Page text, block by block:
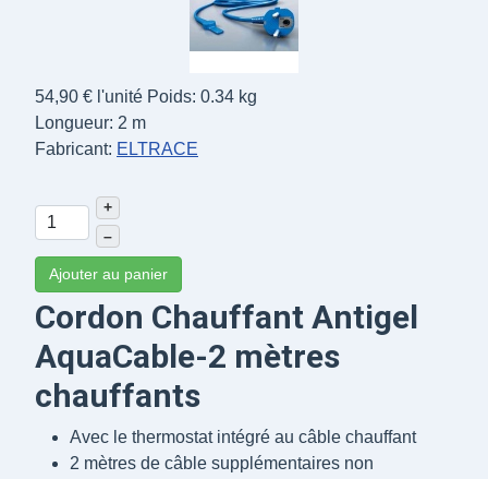
54,90 € l'unité Poids: 0.34 kg
Longueur: 2 m
Fabricant: ELTRACE
+
–
Ajouter au panier
Cordon Chauffant Antigel
AquaCable-2 mètres
chauffants
Avec le thermostat intégré au câble chauffant
2 mètres de câble supplémentaires non